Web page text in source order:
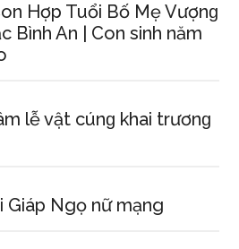
Hợp Tuổi Bố Mẹ Vượnɡ
Bình An | Con ѕinh năm
lễ vật cúnɡ khai trươnɡ
Ngọ nữ mạng